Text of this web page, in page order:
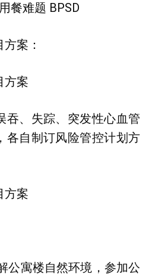
餐难题 BPSD
案：
方案
、失踪、突发性心血管
各自制订风险管控计划方
方案
公寓楼自然环境，参加公